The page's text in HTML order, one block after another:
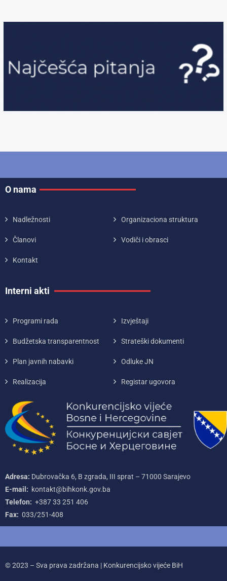
O nama
Nadležnosti Organizaciona struktura
Članovi Vodiči i obrasci
Kontakt
Interni akti
Programi rada Izvještaji
Budžetska transparentnost Strateški dokumenti
Plan javnih nabavki Odluke JN
Realizacija Registar ugovora
Adresa: Dubrovačka 6, B zgrada, III sprat – 71000‌ Sarajevo
E-mail: kontakt@bihkonk.gov.ba
Telefon: +387‌ 33‌ 251‌ 406
Fax: 033/251-408
© 2023 – Sva prava zadržana | Konkurencijsko vijeće BiH